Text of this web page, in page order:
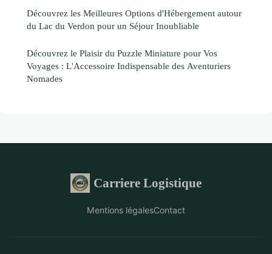
Découvrez les Meilleures Options d'Hébergement autour
du Lac du Verdon pour un Séjour Inoubliable
Découvrez le Plaisir du Puzzle Miniature pour Vos
Voyages : L'Accessoire Indispensable des Aventuriers
Nomades
Carriere Logistique
Mentions légalesContact